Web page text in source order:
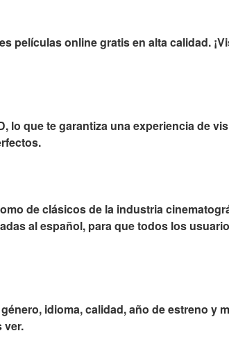
películas online gratis en alta calidad.
lo que te garantiza una experiencia de
de clásicos de la industria
al español, para que todos los
idioma, calidad, año de estreno y
ver.